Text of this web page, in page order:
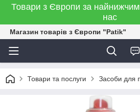
Товари з Європи за
нас
Магазин товарів з Європи "Patik"
Товари та послуги Засоби для